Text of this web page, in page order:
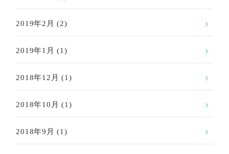
2019年2月 (2)
2019年1月 (1)
2018年12月 (1)
2018年10月 (1)
2018年9月 (1)